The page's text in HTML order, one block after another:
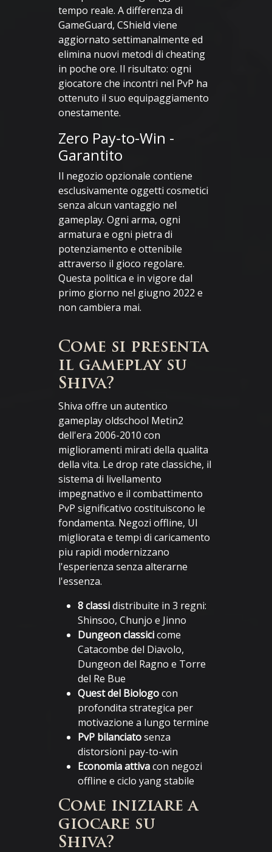
tempo reale. A differenza di
GameGuard, CShield viene
aggiornato settimanalmente ed
elimina nuovi metodi di cheating
in poche ore. Il risultato: ogni
giocatore che incontri nel PvP ha
ottenuto il suo equipaggiamento
onestamente.
Zero Pay-to-Win -
Garantito
Il negozio opzionale contiene
esclusivamente oggetti cosmetici
senza alcun vantaggio nel
gameplay. Ogni arma, ogni
armatura e ogni pietra di
potenziamento e ottenibile
attraverso il gioco regolare.
Questa politica e in vigore dal
primo giorno nel giugno 2022 e
non cambiera mai.
Come si presenta
il gameplay su
Shiva?
Shiva offre un autentico
gameplay oldschool Metin2
dell'era 2006-2010 con
miglioramenti mirati della qualita
della vita. Le drop rate classiche, il
sistema di livellamento
impegnativo e il combattimento
PvP significativo costituiscono le
fondamenta. Negozi offline, UI
migliorata e tempi di caricamento
piu rapidi modernizzano
l'esperienza senza alterarne
l'essenza.
8 classidistribuite in 3 regni:
Shinsoo, Chunjo e Jinno
Dungeon classicicome
Catacombe del Diavolo,
Dungeon del Ragno e Torre
del Re Bue
Quest del Biologocon
profondita strategica per
motivazione a lungo termine
PvP bilanciatosenza
distorsioni pay-to-win
Economia attivacon negozi
offline e ciclo yang stabile
Come iniziare a
giocare su
Shiva?